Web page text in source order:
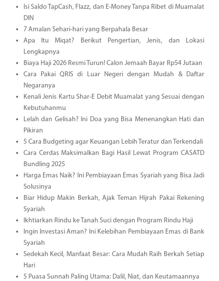
Isi Saldo TapCash, Flazz, dan E-Money Tanpa Ribet di Muamalat
DIN
7 Amalan Sehari-hari yang Berpahala Besar
Apa Itu Miqat? Berikut Pengertian, Jenis, dan Lokasi
Lengkapnya
Biaya Haji 2026 Resmi Turun! Calon Jemaah Bayar Rp54 Jutaan
Cara Pakai QRIS di Luar Negeri dengan Mudah & Daftar
Negaranya
Kenali Jenis Kartu Shar-E Debit Muamalat yang Sesuai dengan
Kebutuhanmu
Lelah dan Gelisah? Ini Doa yang Bisa Menenangkan Hati dan
Pikiran
5 Cara Budgeting agar Keuangan Lebih Teratur dan Terkendali
Cara Cerdas Maksimalkan Bagi Hasil Lewat Program CASATD
Bundling 2025
Harga Emas Naik? Ini Pembiayaan Emas Syariah yang Bisa Jadi
Solusinya
Biar Hidup Makin Berkah, Ajak Teman Hijrah Pakai Rekening
Syariah
Ikhtiarkan Rindu ke Tanah Suci dengan Program Rindu Haji
Ingin Investasi Aman? Ini Kelebihan Pembiayaan Emas di Bank
Syariah
Sedekah Kecil, Manfaat Besar: Cara Mudah Raih Berkah Setiap
Hari
5 Puasa Sunnah Paling Utama: Dalil, Niat, dan Keutamaannya